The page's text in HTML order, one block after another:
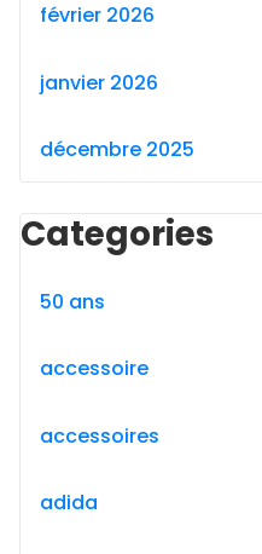
février 2026
janvier 2026
décembre 2025
Categories
50 ans
accessoire
accessoires
adida